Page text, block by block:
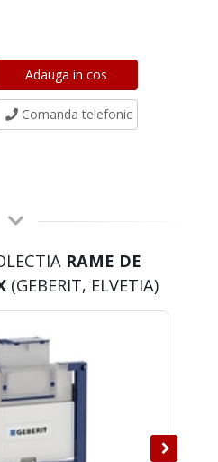
Comanda telefonic
RAME DE
(GEBERIT, ELVETIA)